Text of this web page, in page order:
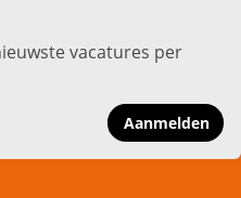
vacatures per
Aanmelden